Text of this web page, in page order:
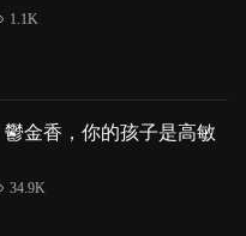
1.1K
金香，你的孩子是高敏
34.9K